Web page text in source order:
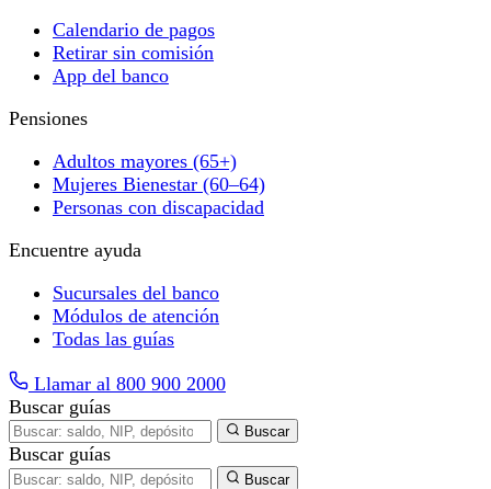
Calendario de pagos
Retirar sin comisión
App del banco
Pensiones
Adultos mayores (65+)
Mujeres Bienestar (60–64)
Personas con discapacidad
Encuentre ayuda
Sucursales del banco
Módulos de atención
Todas las guías
Llamar al 800 900 2000
Buscar guías
Buscar
Buscar guías
Buscar